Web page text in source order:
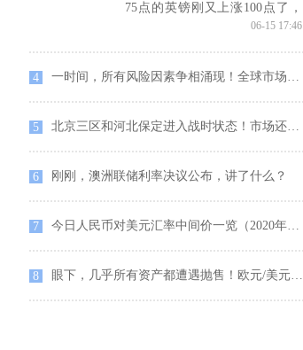
75点的英镑刚又上涨100点了，
全球新冠肺炎确诊病例超800万
06-15 17:46
4 一时间，所有风险因素争相涌现！全球市场抛售不止、黄金刚再跌穿1710 欧元、英镑、日元、澳元、黄金和原油走势预测
5 北京三区和河北保定进入战时状态！市场还要小心这一风险 美元、欧元、英镑、日元及澳元日内交易策略
6 刚刚，澳洲联储利率决议公布，讲了什么？
7 今日人民币对美元汇率中间价一览（2020年6月16日）
8 眼下，几乎所有资产都遭遇抛售！欧元/美元、英镑/美元、美元/日元、美元指数、现货黄金及美国原油技术走势前瞻